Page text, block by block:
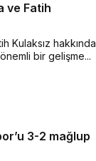
ve Fatih
Kulaksız hakkında
bir gelişme...
3-2 mağlup